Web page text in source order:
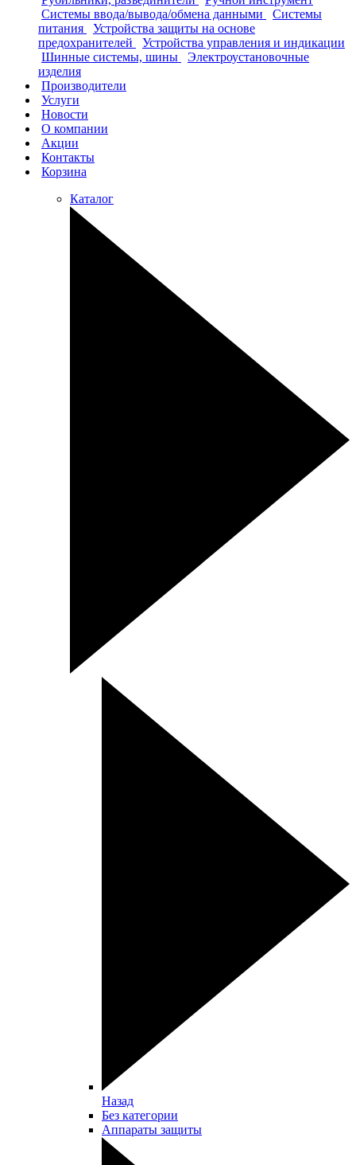
Системы ввода/вывода/обмена данными
Системы
питания
Устройства защиты на основе
предохранителей
Устройства управления и индикации
Шинные системы, шины
Электроустановочные
изделия
Производители
Услуги
Новости
О компании
Акции
Контакты
Корзина
Каталог
Назад
Без категории
Аппараты защиты